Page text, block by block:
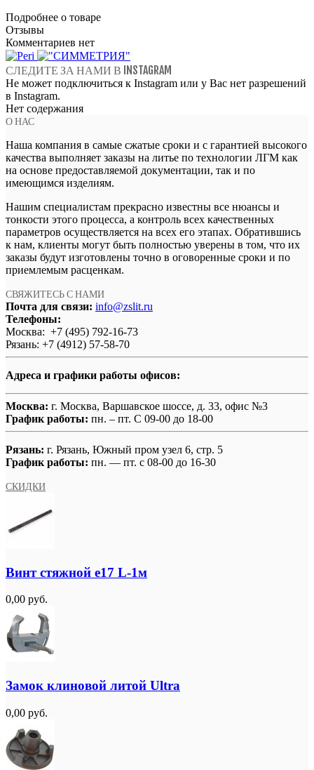
Подробнее о товаре
Отзывы
Комментариев нет
СЛЕДИТЕ ЗА НАМИ В INSTAGRAM
Не может подключиться к Instagram или у Вас нет разрешений
в Instagram.
Нет содержания
О НАС
Наша компания в самые сжатые сроки и с гарантией высокого
качества выполняет заказы на литье по технологии ЛГМ как
на основе предоставляемой документации, так и по
имеющимся изделиям.
Нашим специалистам прекрасно известны все нюансы и
тонкости этого процесса, а контроль всех качественных
параметров осуществляется на всех его этапах. Обратившись
к нам, клиенты могут быть полностью уверены в том, что их
заказы будут изготовлены точно в оговоренные сроки и по
приемлемым расценкам.
СВЯЖИТЕСЬ С НАМИ
Почта для связи: info@zslit.ru
Телефоны:
Москва: +7 (495) 792-16-73
Рязань: +7 (4912) 57-58-70
Адреса и графики работы офисов:
Москва: г. Москва, Варшавское шоссе, д. 33, офис №3
График работы: пн. – пт. С 09-00 до 18-00
Рязань: г. Рязань, Южный пром узел 6, стр. 5
График работы: пн. — пт. с 08-00 до 16-30
СКИДКИ
Винт стяжной e17 L-1м
0,00 руб.
Замок клиновой литой Ultra
0,00 руб.